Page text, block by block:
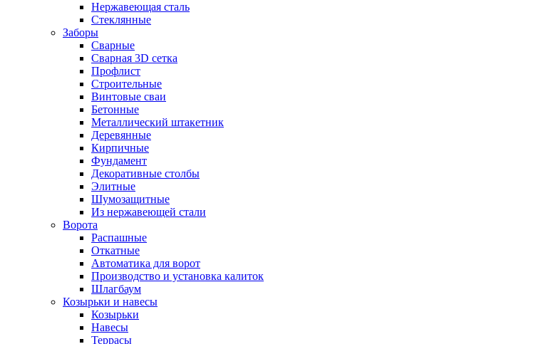
Нержавеющая сталь
Стеклянные
Заборы
Сварные
Сварная 3D сетка
Профлист
Строительные
Винтовые сваи
Бетонные
Металлический штакетник
Деревянные
Кирпичные
Фундамент
Декоративные столбы
Элитные
Шумозащитные
Из нержавеющей стали
Ворота
Распашные
Откатные
Автоматика для ворот
Производство и установка калиток
Шлагбаум
Козырьки и навесы
Козырьки
Навесы
Террасы